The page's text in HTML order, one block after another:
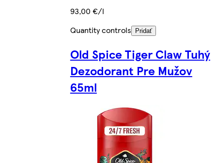
93,00 €/l
Quantity controls
Pridať
Old Spice Tiger Claw Tuhý
Dezodorant Pre Mužov
65ml